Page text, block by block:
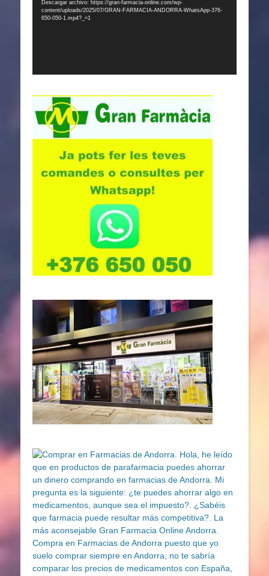
Descargar archivo: https://gran-farmacia-online.com/wp-
content/uploads/2025/07/GRAN-FARMACIA-ANDORRA-WhatsApp-376-
650-050-1.mp4?_=1